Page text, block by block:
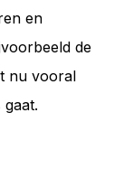
en
de
nu vooral